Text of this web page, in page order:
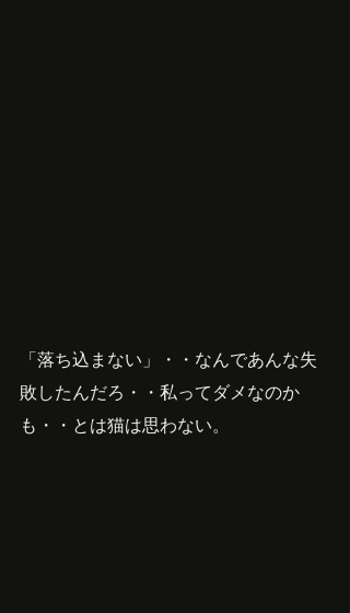
「落ち込まない」・・なんであんな失
敗したんだろ・・私ってダメなのか
も・・とは猫は思わない。